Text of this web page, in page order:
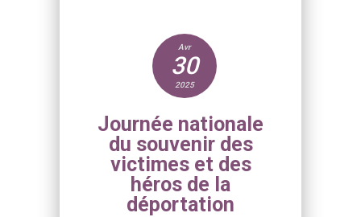
Avr
30
2025
Journée nationale
du souvenir des
victimes et des
héros de la
déportation